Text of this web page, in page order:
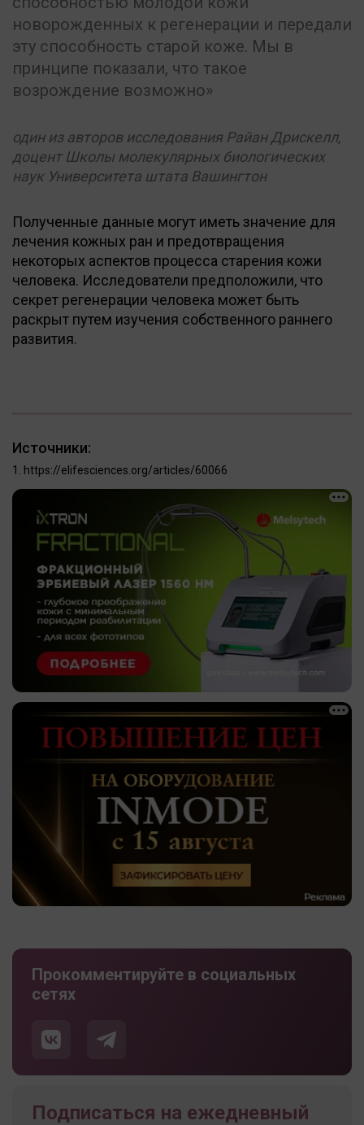
новорожденных к регенерации и передали
эту способность старой коже. Мы в
принципе показали, что такое
возрождение возможно
один из авторов исследования Райан Дрискелл,
доцент Школы молекулярных биологических
наук Университета штата Вашингтон
Полученные данные могут иметь значение для
лечения кожных ран и предотвращения
некоторых аспектов процесса старения кожи
человека. Исследователи предположили, что
секрет регенерации человека может быть
раскрыт путем изучения собственного раннего
развития.
Источники:
https://elifesciences.org/articles/60066
Прокомментируйте в социальных
сетях
Подписаться на ежедневный